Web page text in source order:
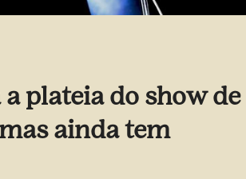
plateia do show de
ainda tem